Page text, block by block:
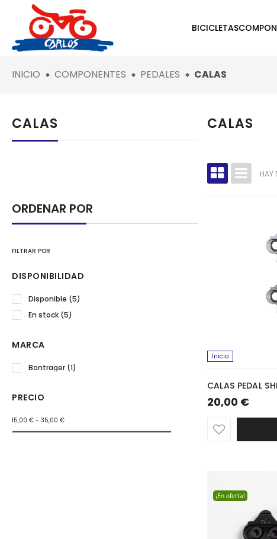
BICICLETAS
INICIO COMPONENTES PEDALES CALAS
CALAS
ORDENAR POR
FILTRAR POR
DISPONIBILIDAD
Disponible (5)
En stock (5)
MARCA
Bontrager (1)
PRECIO
15,00 € - 35,00 €
CALAS
HAY
Inicio
CALAS PEDAL
20,00 €
¡En oferta!